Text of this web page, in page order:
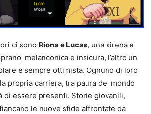
ci sono Riona e Lucas, una sirena e
melanconica e insicura, l’altro un
e sempre ottimista. Ognuno di loro
propria carriera, tra paura del mondo
di essere presenti. Storie giovanili,
le nuove sfide affrontate da